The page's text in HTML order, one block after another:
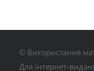
© Використання
Для інтернет-